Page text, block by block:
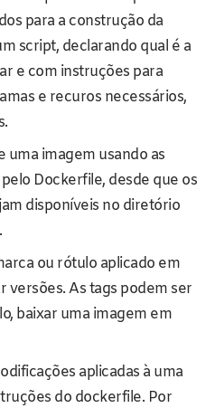
para a construção da
script, declarando qual é a
e com instruções para
e recuros necessários,
uma imagem usando as
Dockerfile, desde que os
disponíveis no diretório
ou rótulo aplicado em
versões. As tags podem ser
baixar uma imagem em
aplicadas à uma
do dockerfile. Por